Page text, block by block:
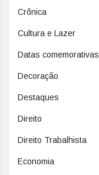
Crônica
Cultura e Lazer
Datas comemorativas
Decoração
Destaques
Direito
Direito Trabalhista
Economia